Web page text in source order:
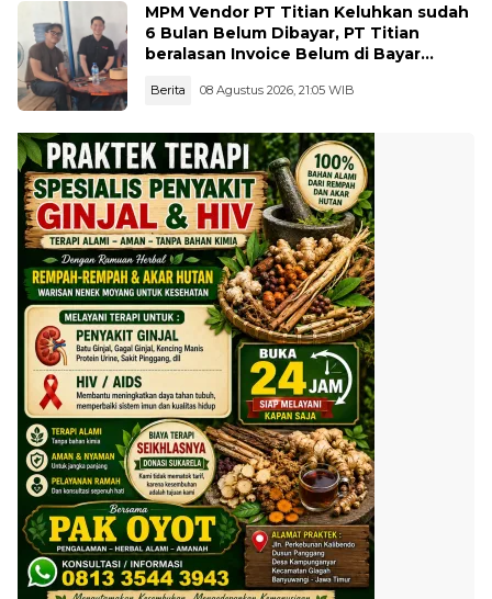
MPM Vendor PT Titian Keluhkan sudah
6 Bulan Belum Dibayar, PT Titian
beralasan Invoice Belum di Bayar
Berita 08 Agustus 2026, 21:05 WIB